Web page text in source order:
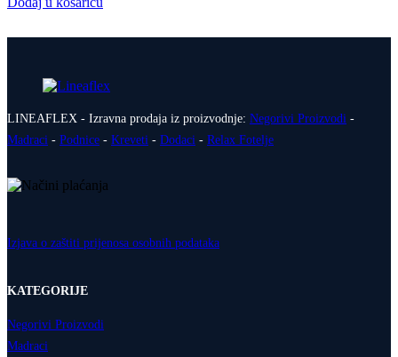
LINEAFLEX - Izravna prodaja iz proizvodnje: Negorivi Proizvodi -
Madraci - Podnice - Kreveti - Dodaci - Relax Fotelje
Izjava o zaštiti prijenosa osobnih podataka
KATEGORIJE
Negorivi Proizvodi
Madraci